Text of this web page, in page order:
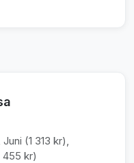
(1 313 kr),
455 kr)